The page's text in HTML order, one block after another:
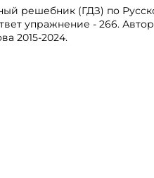
решебник (ГДЗ) по
упражнение - 266.
2015-2024.